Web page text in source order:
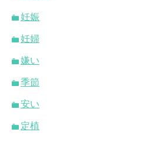
妊娠
妊婦
嫌い
季節
安い
定植